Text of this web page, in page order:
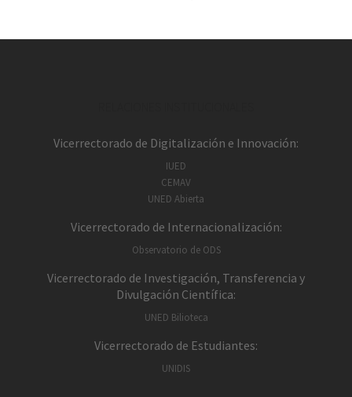
Vicerrectorado de Digitalización e Innovación:
IUED
CEMAV
UNED Abierta
Vicerrectorado de Internacionalización:
Observatorio de ODS
Vicerrectorado de Investigación, Transferencia y
Divulgación Científica:
UNED Bilioteca
Vicerrectorado de Estudiantes:
UNIDIS